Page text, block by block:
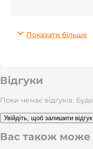
Готовий до
Для кого
Унісекс-аксесуар для
Показати більше
Відгуки
Поки немає відгуків.
Увійдіть, щоб залишити відгук
Вас також може